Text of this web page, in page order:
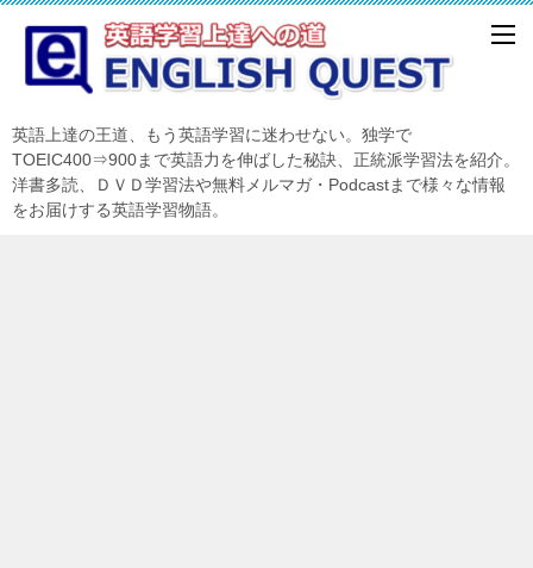
英語上達の王道、もう英語学習に迷わせない。独学で
TOEIC400⇒900まで英語力を伸ばした秘訣、正統派学習法を紹介。
洋書多読、ＤＶＤ学習法や無料メルマガ・Podcastまで様々な情報
をお届けする英語学習物語。